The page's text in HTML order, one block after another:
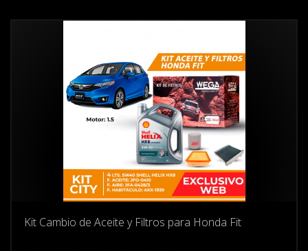
Kit Cambio de Aceite y Filtros para Honda Fit